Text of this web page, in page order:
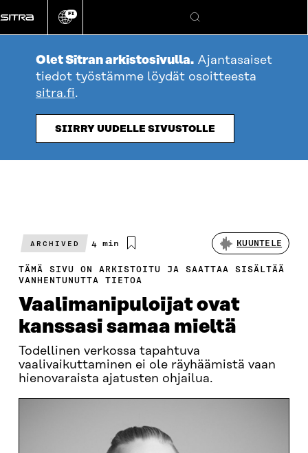
suoraan
sisältöön
Vaihda
kieli
FI
Hae
Olet Sitran arkistosivulla. Ajantasaiset
tiedot työstämme löydät osoitteesta
sitra.fi.
SIIRRY UUDELLE SIVUSTOLLE
ARCHIVED
Arvioitu
4 min KUUNTELE
TÄMÄ SIVU ON ARKISTOITU JA SAATTAA SISÄLTÄÄ
VANHENTUNUTTA TIETOA
Vaalimanipuloijat ovat
kanssasi samaa mieltä
Todellinen verkossa tapahtuva
vaalivaikuttaminen ei ole räyhäämistä vaan
hienovaraista ajatusten ohjailua.